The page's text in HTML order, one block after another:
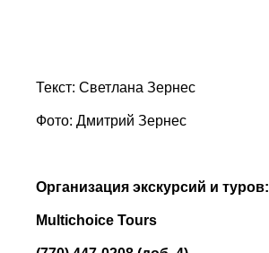
Текст: Светлана Зернес
Фото: Дмитрий Зернес
Организация экскурсий и туров:
Multichoice Tours